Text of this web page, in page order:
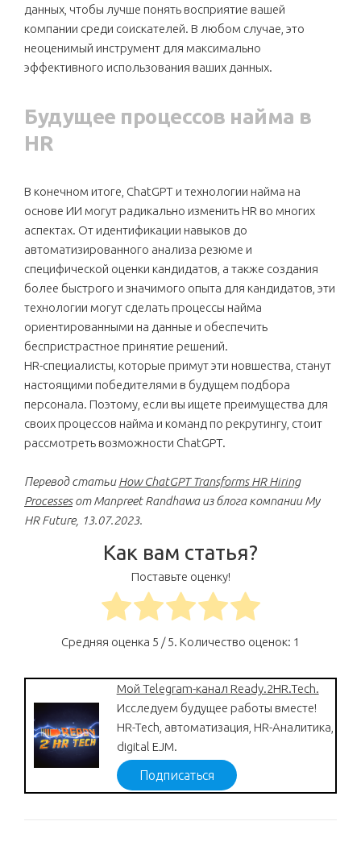
данных, чтобы лучше понять восприятие вашей
компании среди соискателей. В любом случае, это
неоценимый инструмент для максимально
эффективного использования ваших данных.
Будущее процессов найма в
HR
В конечном итоге, ChatGPT и технологии найма на
основе ИИ могут радикально изменить HR во многих
аспектах. От идентификации навыков до
автоматизированного анализа резюме и
специфической оценки кандидатов, а также создания
более быстрого и значимого опыта для кандидатов, эти
технологии могут сделать процессы найма
ориентированными на данные и обеспечить
беспристрастное принятие решений.
HR-специалисты, которые примут эти новшества, станут
настоящими победителями в будущем подбора
персонала. Поэтому, если вы ищете преимущества для
своих процессов найма и команд по рекрутингу, стоит
рассмотреть возможности ChatGPT.
Перевод статьиHow ChatGPT Transforms HR Hiring
Processesот Manpreet Randhawa из блога компании My
HR Future, 13.07.2023.
Как вам статья?
Поставьте оценку!
Средняя оценка 5 / 5. Количество оценок: 1
Мой Telegram-канал Ready.2HR.Tech.
Исследуем будущее работы вместе!
HR-Tech, автоматизация, HR-Аналитика,
digital EJM.
Подписаться